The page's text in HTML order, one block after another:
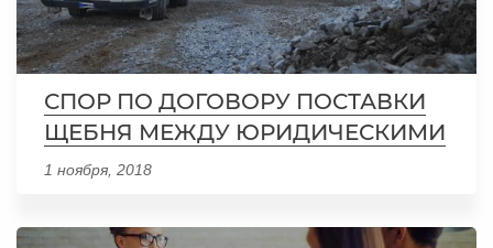
СПОР ПО ДОГОВОРУ ПОСТАВКИ
ЩЕБНЯ МЕЖДУ ЮРИДИЧЕСКИМИ
ЛИЦАМИ СУММА СДЕЛКИ…
1 ноября, 2018